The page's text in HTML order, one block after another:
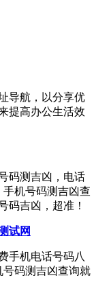
导航，以分享优
提高办公生活效
码测吉凶，电话
机号码测吉凶查
码吉凶，超准！
试网
手机电话号码八
码测吉凶查询就